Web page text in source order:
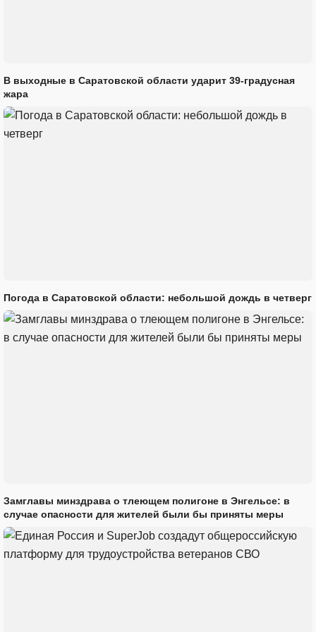
В выходные в Саратовской области ударит 39-градусная
жара
Погода в Саратовской области: небольшой дождь в четверг
Замглавы минздрава о тлеющем полигоне в Энгельсе: в
случае опасности для жителей были бы приняты меры